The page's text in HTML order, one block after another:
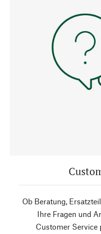
Ob Beratung,
Ihre Fragen und
Customer Service